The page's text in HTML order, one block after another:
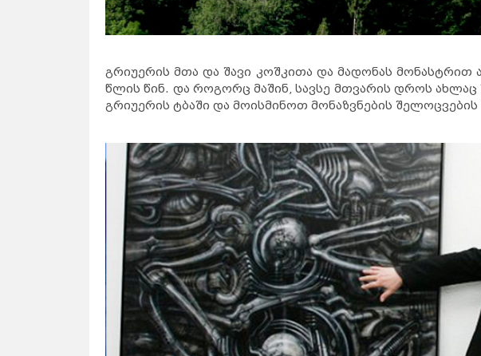
გრიუერის მთა და შავი კოშკითა და მადონას
წლის წინ. და როგორც მაშინ, სავსე მთვარის დროს
გრიუერის ტბაში და მოისმინოთ მონაზვნების შელოცვების